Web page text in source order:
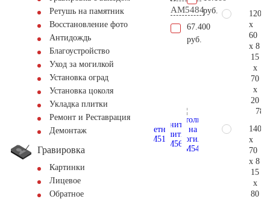
Ретушь на памятник
Восстановление фото
Антидождь
Благоустройство
Уход за могилкой
Установка оград
Установка цоколя
Укладка плитки
Ремонт и Реставрация
Демонтаж
Гравировка
Картинки
Лицевое
Обратное
AM5484
67.400
руб.
руб.
120
x
60
x 8
15
x
70
x
20
140
x
70
x 8
15
x
80